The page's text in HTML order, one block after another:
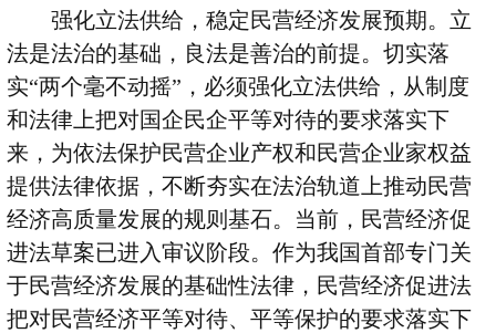
强化立法供给，稳定民营经济发展预期。立
法是法治的基础，良法是善治的前提。切实落
实“两个毫不动摇” ，必须强化立法供给，从制度
和法律上把对国企民企平等对待的要求落实下
来，为依法保护民营企业产权和民营企业家权益
提供法律依据，不断夯实在法治轨道上推动民营
经济高质量发展的规则基石。当前，民营经济促
进法草案已进入审议阶段。作为我国首部专门关
于民营经济发展的基础性法律，民营经济促进法
把对民营经济平等对待、平等保护的要求落实下